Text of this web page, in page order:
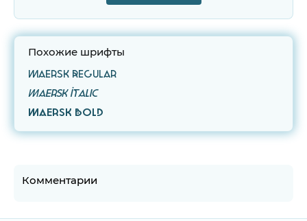
Похожие шрифты
Maersk Regular
Maersk Italic
Maersk Bold
Комментарии